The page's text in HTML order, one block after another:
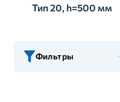
Тип 20, h=500 мм
Фильтры